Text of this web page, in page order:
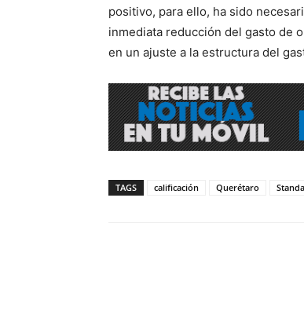
positivo, para ello, ha sido
inmediata reducción del gasto de
en un ajuste a la estructura del
TAGS calificación Querétaro